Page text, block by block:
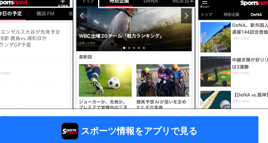
スポーツ情報をアプリで見る